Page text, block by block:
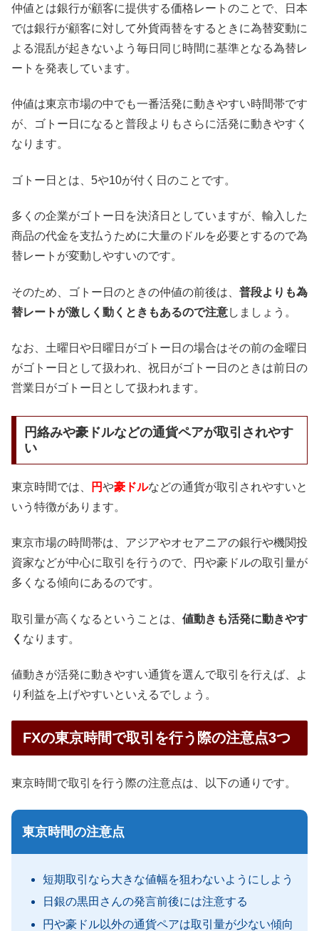
仲値とは銀行が顧客に提供する価格レートのことで、日本
では銀行が顧客に対して外貨両替をするときに為替変動に
よる混乱が起きないよう毎日同じ時間に基準となる為替レ
ートを発表しています。
仲値は東京市場の中でも一番活発に動きやすい時間帯です
が、ゴトー日になると普段よりもさらに活発に動きやすく
なります。
ゴトー日とは、5や10が付く日のことです。
多くの企業がゴトー日を決済日としていますが、輸入した
商品の代金を支払うために大量のドルを必要とするので為
替レートが変動しやすいのです。
そのため、ゴトー日のときの仲値の前後は、 普段よりも為
替レートが激しく動くときもあるので注意しましょう。
なお、土曜日や日曜日がゴトー日の場合はその前の金曜日
がゴトー日として扱われ、祝日がゴトー日のときは前日の
営業日がゴトー日として扱われます。
円絡みや豪ドルなどの通貨ペアが取引されやす
い
東京時間では、 円や豪ドルなどの通貨が取引されやすいと
いう特徴があります。
東京市場の時間帯は、アジアやオセアニアの銀行や機関投
資家などが中心に取引を行うので、円や豪ドルの取引量が
多くなる傾向にあるのです。
取引量が高くなるということは、 値動きも活発に動きやす
く なります。
値動きが活発に動きやすい通貨を選んで取引を行えば、よ
り利益を上げやすいといえるでしょう。
FXの東京時間で取引を行う際の注意点3つ
東京時間で取引を行う際の注意点は、以下の通りです。
東京時間の注意点
短期取引なら大きな値幅を狙わないようにしよう
日銀の黒田さんの発言前後には注意する
円や豪ドル以外の通貨ペアは取引量が少ない傾向